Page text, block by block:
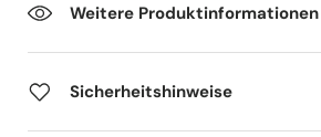
Weitere Produktinformationen
Sicherheitshinweise